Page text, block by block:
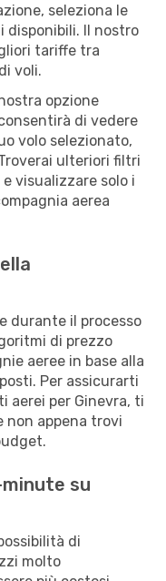
seleziona le
disponibili. Il nostro
tariffe tra
voli.
opzione
di vedere
volo selezionato,
ulteriori filtri
visualizzare solo i
aerea
durante il processo
di prezzo
aeree in base alla
Per assicurarti
aerei per Ginevra, ti
non appena trovi
su
di
molto